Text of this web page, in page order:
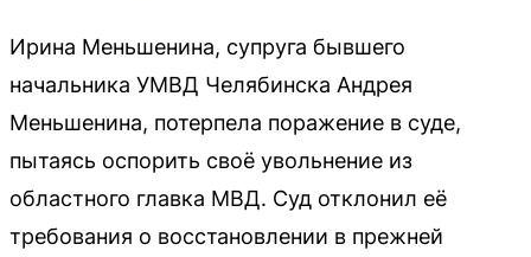
Ирина Меньшенина, супруга бывшего
начальника УМВД Челябинска Андрея
Меньшенина, потерпела поражение в суде,
пытаясь оспорить своё увольнение из
областного главка МВД. Суд отклонил её
требования о восстановлении в прежней